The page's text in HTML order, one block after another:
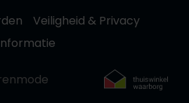
Veiligheid & Privacy